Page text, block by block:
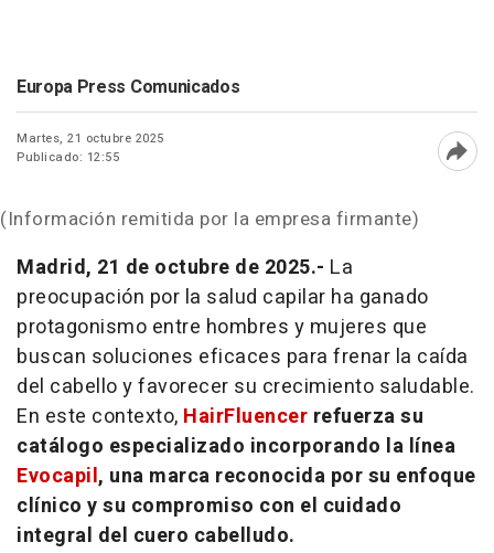
Europa Press Comunicados
Martes, 21 octubre 2025
Publicado: 12:55
(Información remitida por la empresa firmante)
Madrid, 21 de octubre de 2025.- La
preocupación por la salud capilar ha ganado
protagonismo entre hombres y mujeres que
buscan soluciones eficaces para frenar la caída
del cabello y favorecer su crecimiento saludable.
En este contexto, HairFluencer refuerza su
catálogo especializado incorporando la línea
Evocapil, una marca reconocida por su enfoque
clínico y su compromiso con el cuidado
integral del cuero cabelludo.